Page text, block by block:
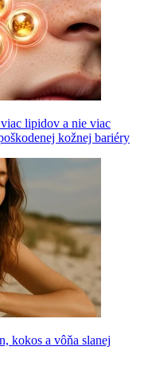
lipidov a nie viac
kožnej bariéry
kokos a vôňa slanej